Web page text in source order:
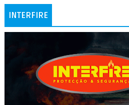
INTERFIRE